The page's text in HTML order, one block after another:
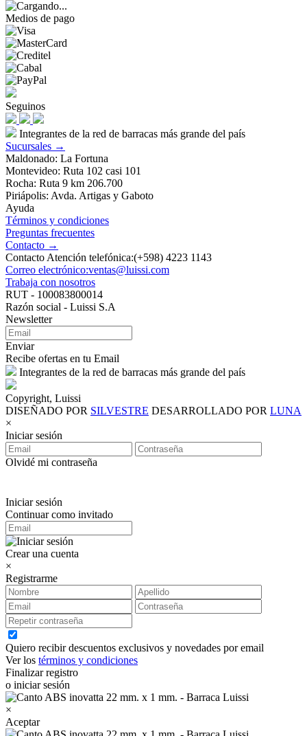
Medios de pago
Seguinos
Integrantes de la red de barracas más grande del país
Sucursales →
Maldonado: La Fortuna
Montevideo: Ruta 102 casi 101
Rocha: Ruta 9 km 206.700
Piriápolis: Avda. Artigas y Gaboto
Ayuda
Términos y condiciones
Preguntas frecuentes
Contacto →
Contacto Atención telefónica:(+598) 4223 1143
Correo electrónico:ventas@luissi.com
Trabaja con nosotros
RUT - 100083800014
Razón social - Luissi S.A
Newsletter
Enviar
Recibe ofertas en tu Email
Integrantes de la red de barracas más grande del país
Copyright, Luissi
DISEÑADO POR SILVESTRE DESARROLLADO POR LUNA
×
Iniciar sesión
Olvidé mi contraseña
Iniciar sesión
Continuar como invitado
Crear una cuenta
×
Registrarme
Quiero recibir descuentos exclusivos y novedades por email
Ver los términos y condiciones
Finalizar registro
o iniciar sesión
×
Aceptar